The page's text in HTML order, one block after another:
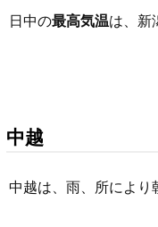
日中の最高気温は、新
中越
中越は、雨、所により